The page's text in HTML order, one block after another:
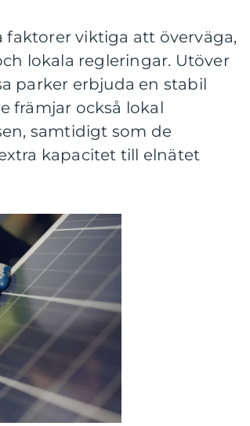
faktorer viktiga att överväga,
lokala regleringar. Utöver
parker erbjuda en stabil
främjar också lokal
samtidigt som de
kapacitet till elnätet